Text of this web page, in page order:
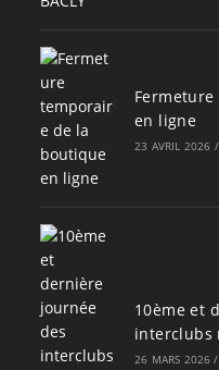
en ligne
23 AVRIL 2026 /
10ème et
interclubs
26 MARS 2026 /